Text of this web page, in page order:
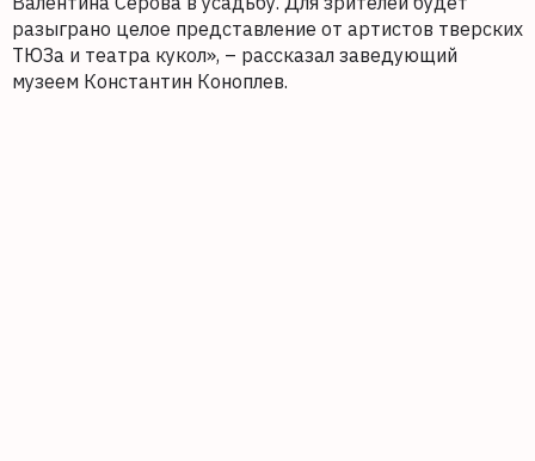
разыграно целое представление от артистов тверских
ТЮЗа и театра кукол», – рассказал заведующий
музеем Константин Коноплев.